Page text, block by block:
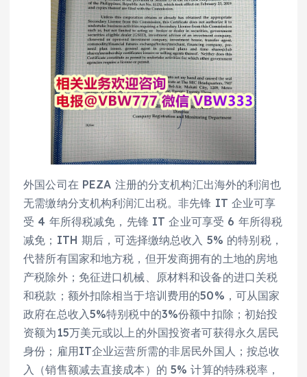
外国公司在 PEZA 注册的分支机构汇出海外的利润也
无需缴纳分支机构利润汇出税。非先锋 IT 企业可享
受 4 年所得税减免，先锋 IT 企业可享受 6 年所得税
减免；ITH 期后，可选择缴纳总收入 5% 的特别税，
代替所有国家和地方税，但开发商拥有的土地的房地
产税除外；免征进口机械、原材料和设备的进口关税
和税款；额外扣除相当于培训费用的50%，可从国家
政府在总收入5%特别税中的3%份额中扣除；初始投
资额为15万美元或以上的外国投资者可获得永久居民
身份；雇用IT企业运营所需的非居民外国人；按总收
入（销售额减去直接成本）的 5% 计算的特殊税率，